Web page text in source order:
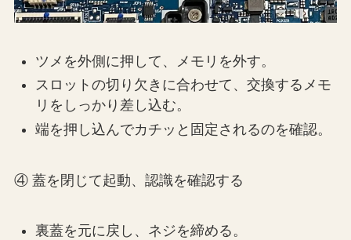
ツメを外側に押して、メモリを外す。
スロットの切り欠きに合わせて、交換するメモ
リをしっかり差し込む。
端を押し込んでカチッと固定されるのを確認。
④ 蓋を閉じて起動、認識を確認する
裏蓋を元に戻し、ネジを締める。